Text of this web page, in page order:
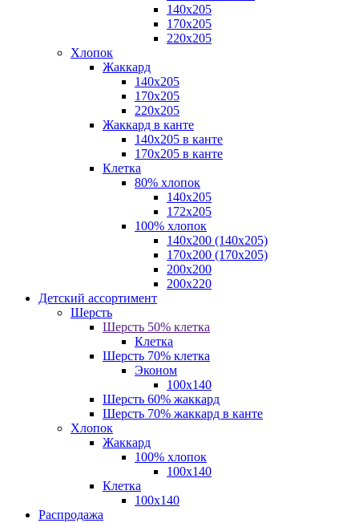
140х205
170х205
220х205
Хлопок
Жаккард
140x205
170х205
220х205
Жаккард в канте
140х205 в канте
170х205 в канте
Клетка
80% хлопок
140x205
172х205
100% хлопок
140x200 (140х205)
170x200 (170х205)
200х200
200х220
Детский ассортимент
Шерсть
Шерсть 50% клетка
Клетка
Шерсть 70% клетка
Эконом
100x140
Шерсть 60% жаккард
Шерсть 70% жаккард в канте
Хлопок
Жаккард
100% хлопок
100x140
Клетка
100х140
Распродажа